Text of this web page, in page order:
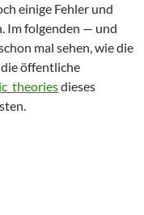
einige Fehler und
Im folgenden — und
mal sehen, wie die
öffentliche
dieses